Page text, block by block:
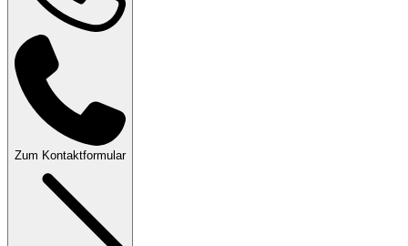
Zum Kontaktformular